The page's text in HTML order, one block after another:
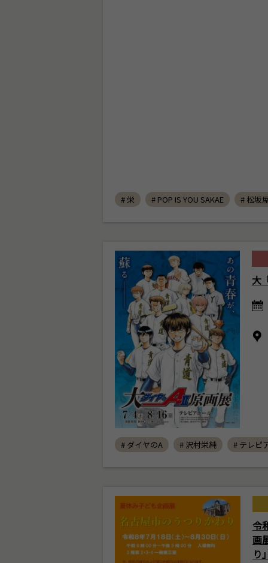
# 栄 # POP IS YOU SAKAE # 松坂
大
# ダイヤのA # 沢村栄純 # テレピ
令
画
り